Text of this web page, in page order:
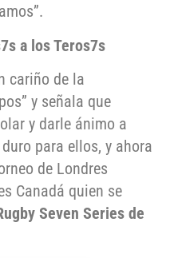
a los Teros7s
cariño de la
y señala que
y darle ánimo a
para ellos, y ahora
de Londres
Canadá quien se
Seven Series de